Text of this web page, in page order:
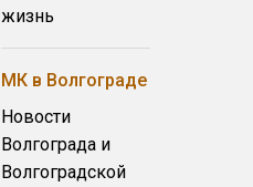
жизнь
МК в Волгограде
Новости
Волгограда и
Волгоградской